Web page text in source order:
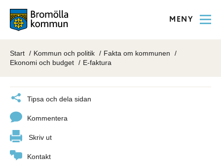
MENY
Start Kommun och politik
Fakta om kommunen
Ekonomi och budget
E-faktura
Tipsa och dela sidan
Kommentera
Skriv ut
Kontakt